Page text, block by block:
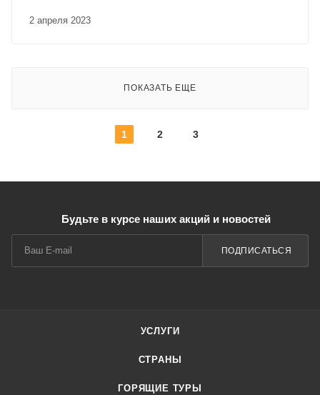
2 апреля 2023
ПОКАЗАТЬ ЕЩЕ
1 2 3
Будьте в курсе наших акций и новостей
ПОДПИСАТЬСЯ
УСЛУГИ
СТРАНЫ
ГОРЯЩИЕ ТУРЫ